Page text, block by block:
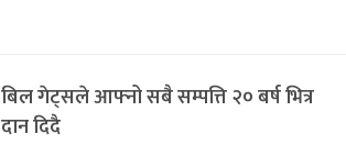
बिल गेट्सले आफ्नो सबै सम्पत्ति २० बर्ष भित्र
दान दिदै